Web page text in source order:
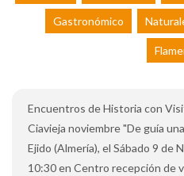
Gastronómico
Encuentros de Historia con
Ciavieja noviembre "De guía
Ejido (Almería), el Sábado 9 de
10:30 en Centro recepción de